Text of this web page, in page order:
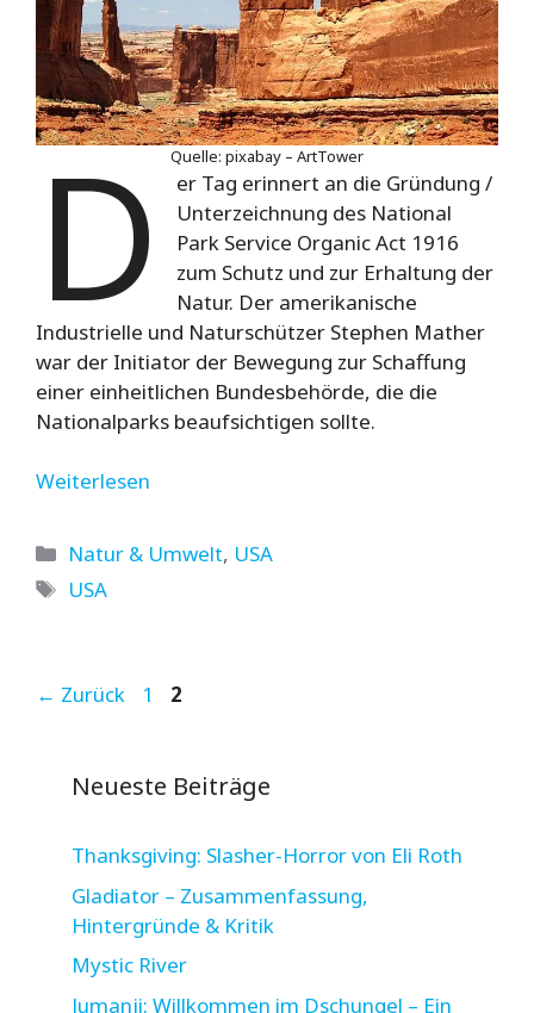
Quelle: pixabay – ArtTower
D
er Tag erinnert an die Gründung /
Unterzeichnung des National
Park Service Organic Act 1916
zum Schutz und zur Erhaltung der
Natur. Der amerikanische
Industrielle und Naturschützer Stephen Mather
war der Initiator der Bewegung zur Schaffung
einer einheitlichen Bundesbehörde, die die
Nationalparks beaufsichtigen sollte.
Weiterlesen
Kategorien
Natur & Umwelt, USA
Schlagwörter
USA
← Zurück Seite
1 Seite
2
Neueste Beiträge
Thanksgiving: Slasher-Horror von Eli Roth
Gladiator – Zusammenfassung,
Hintergründe & Kritik
Mystic River
Jumanji: Willkommen im Dschungel – Ein